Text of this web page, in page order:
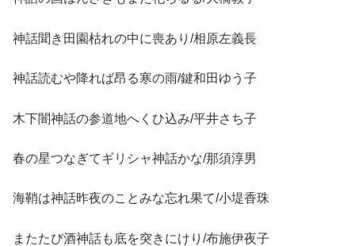
神話聞き田園枯れの中に喪あり/相原左義長
神話読むや降れば昂る寒の雨/鍵和田ゆう子
木下闇神話の参道地へくひ込み/平井さち子
春の星つなぎてギリシャ神話かな/那須淳男
海鞘は神話昨夜のことみな忘れ果て/小堤香珠
またたび酒神話も底を突きにけり/布施伊夜子